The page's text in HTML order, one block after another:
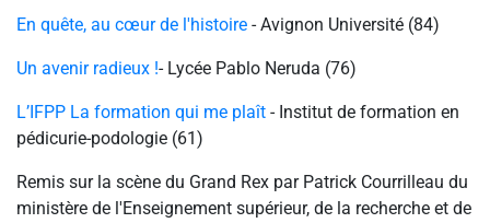
En quête, au cœur de l'histoire -Avignon Université (84)
Un avenir radieux !- Lycée Pablo Neruda (76)
L’IFPP La formation qui me plaît - Institut de formation en
pédicurie-podologie (61)
Remis sur la scène du Grand Rex par Patrick Courrilleau du
ministère de l'Enseignement supérieur, de la recherche et de